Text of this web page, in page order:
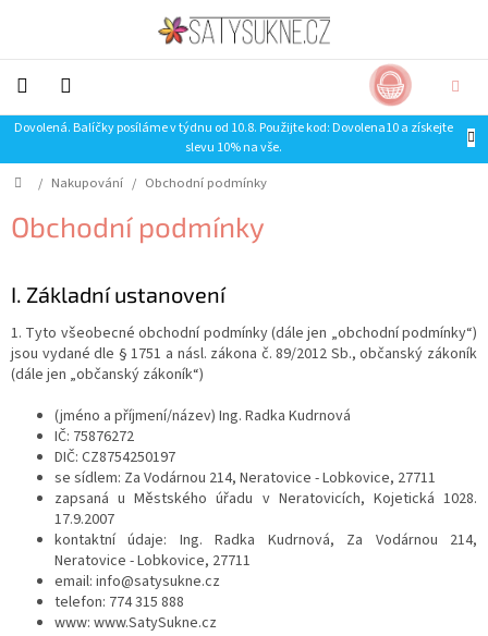
Dovolená. Balíčky posíláme v týdnu od 10.8. Použijte kod: Dovolena10 a získejte
slevu 10% na vše.
NOVINKY-
Šaty
Mikiny
SLEVA
Doplňky
Dárkové
poukazy
Blog
Domů
/ Nakupování / Obchodní podmínky
Obchodní podmínky
I. Základní ustanovení
1. Tyto všeobecné obchodní podmínky (dále jen „obchodní podmínky“)
jsou vydané dle § 1751 a násl. zákona č. 89/2012 Sb., občanský zákoník
(dále jen „občanský zákoník“)
(jméno a příjmení/název) Ing. Radka Kudrnová
IČ: 75876272
DIČ: CZ8754250197
se sídlem: Za Vodárnou 214, Neratovice - Lobkovice, 27711
zapsaná u Městského úřadu v Neratovicích, Kojetická 1028.
17.9.2007
kontaktní údaje: Ing. Radka Kudrnová, Za Vodárnou 214,
Neratovice - Lobkovice, 27711
email: info@satysukne.cz
telefon: 774 315 888
www: www.SatySukne.cz